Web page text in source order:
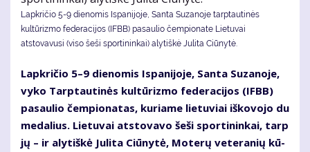
Lapkričio 5-9 dienomis Ispanijoje, Santa Suzanoje tarptautinės
kultūrizmo federacijos (IFBB) pasaulio čempionate Lietuvai
atstovavusi (viso šeši sportininkai) alytiškė Julita Ciūnytė.
Lap­kri­čio 5–9 die­no­mis Is­pa­ni­jo­je, San­ta Su­za­no­je,
vy­ko Tarp­tau­ti­nės kul­tū­riz­mo fe­de­ra­ci­jos (IFBB)
pa­sau­lio čem­pio­na­tas, ku­ria­me lie­tu­viai iš­ko­vo­jo du
me­da­lius. Lie­tu­vai at­sto­va­vo še­ši spor­ti­nin­kai, tarp
jų – ir aly­tiš­kė Ju­li­ta Ciū­ny­tė, Mo­te­rų ve­te­ra­nių kū­